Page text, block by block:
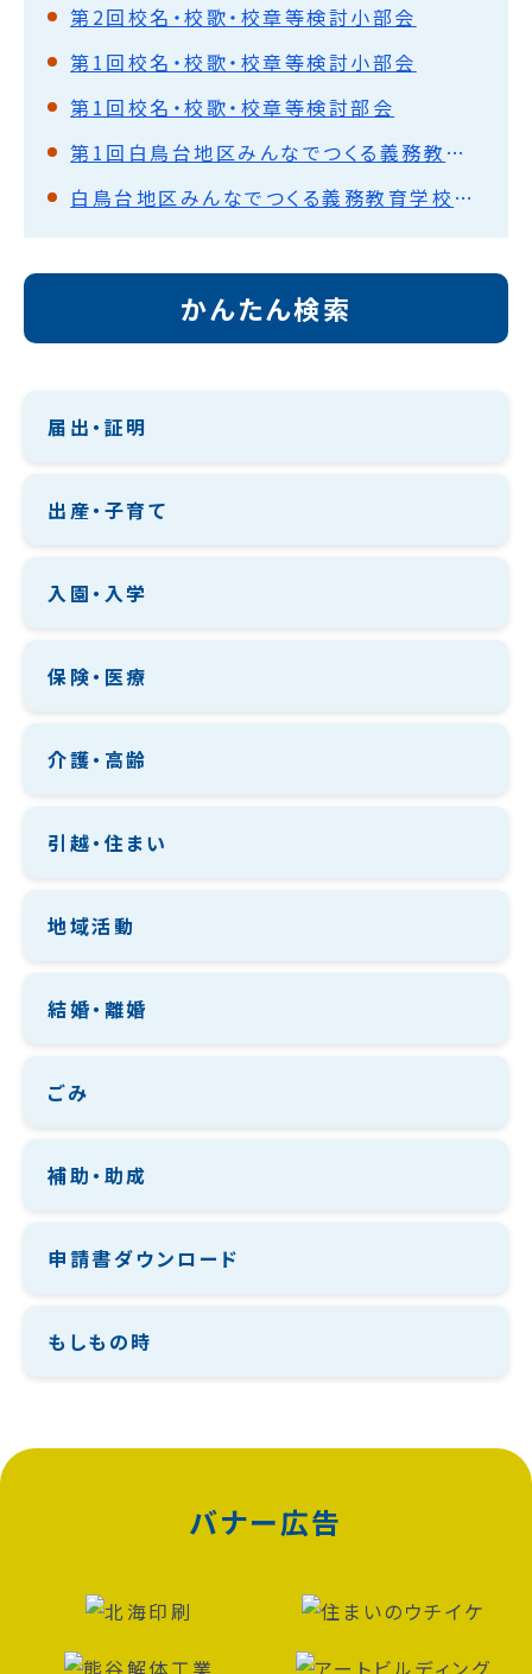
第2回校名・校歌・校章等検討小部会
第1回校名・校歌・校章等検討小部会
第1回校名・校歌・校章等検討部会
第1回白鳥台地区みんなでつくる義務教育学校推進協議会
白鳥台地区みんなでつくる義務教育学校推進協議会
かんたん検索
届出・証明
出産・子育て
入園・入学
保険・医療
介護・高齢
引越・住まい
地域活動
結婚・離婚
ごみ
補助・助成
申請書ダウンロード
もしもの時
バナー広告